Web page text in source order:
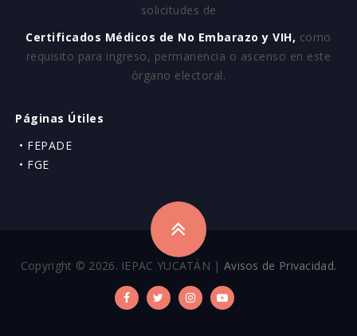
solicitudes de
Certificados Médicos de No Embarazo y VIH, como
requisito para ingreso, permanencia o ascenso en este
órgano electoral.
Páginas Útiles
• FEPADE
• FGE
Copyright © 2026. IEPAC YUCATÁN | Avisos de Privacidad.